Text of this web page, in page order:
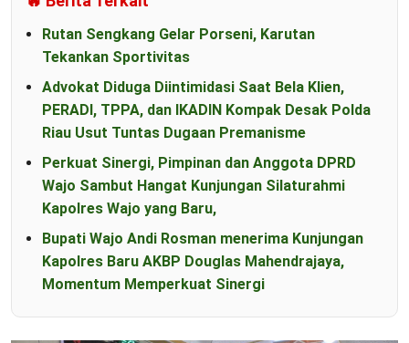
Rutan Sengkang Gelar Porseni, Karutan
Tekankan Sportivitas
Advokat Diduga Diintimidasi Saat Bela Klien,
PERADI, TPPA, dan IKADIN Kompak Desak Polda
Riau Usut Tuntas Dugaan Premanisme
Perkuat Sinergi, Pimpinan dan Anggota DPRD
Wajo Sambut Hangat Kunjungan Silaturahmi
Kapolres Wajo yang Baru,
Bupati Wajo Andi Rosman menerima Kunjungan
Kapolres Baru AKBP Douglas Mahendrajaya,
Momentum Memperkuat Sinergi